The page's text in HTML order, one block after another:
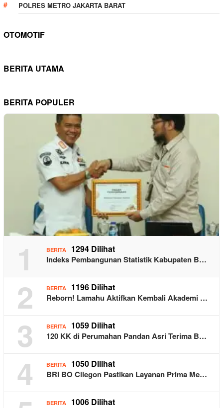
POLRES METRO JAKARTA BARAT
OTOMOTIF
BERITA UTAMA
BERITA POPULER
1 BERITA 1294 Dilihat
Indeks Pembangunan Statistik Kabupaten B…
2 BERITA 1196 Dilihat
Reborn! Lamahu Aktifkan Kembali Akademi …
3 BERITA 1059 Dilihat
120 KK di Perumahan Pandan Asri Terima B…
4 BERITA 1050 Dilihat
BRI BO Cilegon Pastikan Layanan Prima Me…
BERITA 1006 Dilihat